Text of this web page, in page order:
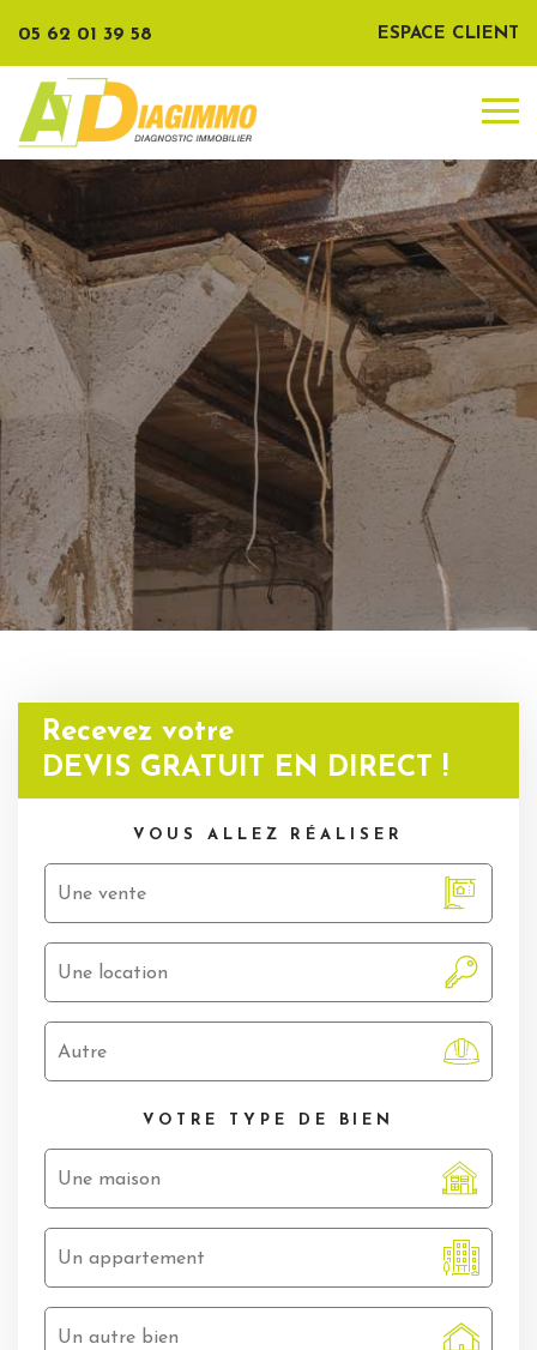
05 62 01 39 58 ESPACE CLIENT
Recevez votre
DEVIS GRATUIT
EN DIRECT !
VOUS ALLEZ RÉALISER
Une vente
Une location
Autre
VOTRE TYPE DE BIEN
Une maison
Un appartement
Un autre bien